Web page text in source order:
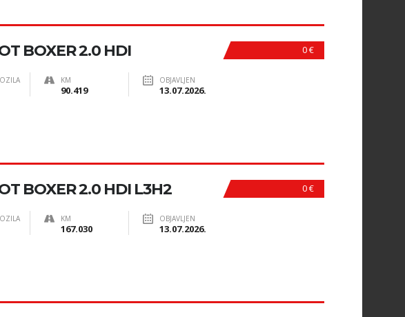
0 €
BOXER 2.0 HDI
KM
90.419
OBJAVLJEN
13.07.2026.
0 €
BOXER 2.0 HDI L3H2
KM
167.030
OBJAVLJEN
13.07.2026.